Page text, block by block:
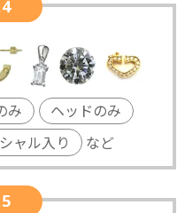
み
ヘッドのみ
ャル入り など